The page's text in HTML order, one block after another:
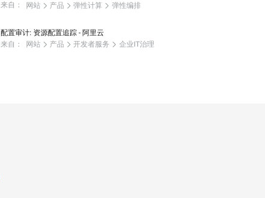
来自：
网站 产品 弹性计算 弹性编排
配置审计: 资源配置追踪 - 阿里云
来自：
网站 产品 开发者服务 企业IT治理